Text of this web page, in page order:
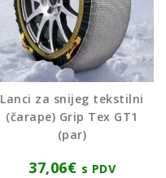
Lanci za snijeg tekstilni
(čarape) Grip Tex GT1
(par)
37,06€ s PDV